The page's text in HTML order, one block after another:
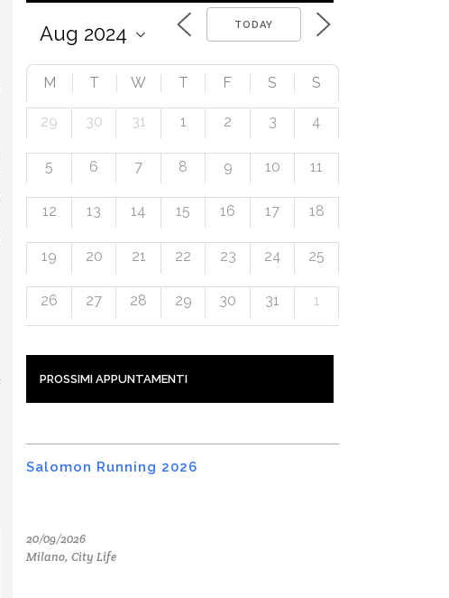
TODAY
M T W T F S S
29 30 31 1 2 3 4
5 6 7 8 9 10 11
12 13 14 15 16 17 18
19 20 21 22 23 24 25
26 27 28 29 30 31 1
PROSSIMI APPUNTAMENTI
Salomon Running 2026
20/09/2026
Milano, City Life